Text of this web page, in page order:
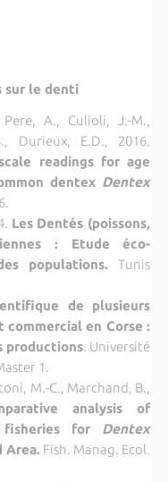
sur le denti
A., Culioli, J.-M.,
Durieux, E.D., 2016.
readings for age
dentex Dentex
Les Dentés (poissons,
: Etude éco-
populations. Tunis
de plusieurs
commercial en Corse :
productions. Université
1.
M.-C., Marchand, B.,
analysis of
fisheries for Dentex
Area. Fish. Manag. Ecol.